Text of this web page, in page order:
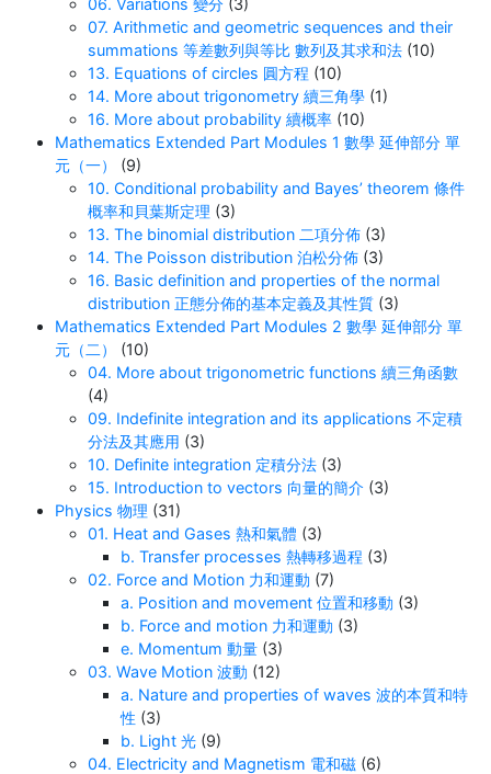
07. Arithmetic and geometric sequences and their
summations 等差數列與等比 數列及其求和法 (10)
13. Equations of circles 圓方程 (10)
14. More about trigonometry 續三角學 (1)
16. More about probability 續概率 (10)
Mathematics Extended Part Modules 1 數學 延伸部分 單
元（一）
(9)
10. Conditional probability and Bayes’ theorem 條件
概率和貝葉斯定理 (3)
13. The binomial distribution 二項分佈 (3)
14. The Poisson distribution 泊松分佈 (3)
16. Basic definition and properties of the normal
distribution 正態分佈的基本定義及其性質 (3)
Mathematics Extended Part Modules 2 數學 延伸部分 單
元（二）
(10)
04. More about trigonometric functions 續三角函數
(4)
09. Indefinite integration and its applications 不定積
分法及其應用 (3)
10. Definite integration 定積分法 (3)
15. Introduction to vectors 向量的簡介 (3)
Physics 物理 (31)
01. Heat and Gases 熱和氣體 (3)
b. Transfer processes 熱轉移過程 (3)
02. Force and Motion 力和運動 (7)
a. Position and movement 位置和移動 (3)
b. Force and motion 力和運動 (3)
e. Momentum 動量 (3)
03. Wave Motion 波動 (12)
a. Nature and properties of waves 波的本質和特
性 (3)
b. Light 光 (9)
04. Electricity and Magnetism 電和磁 (6)